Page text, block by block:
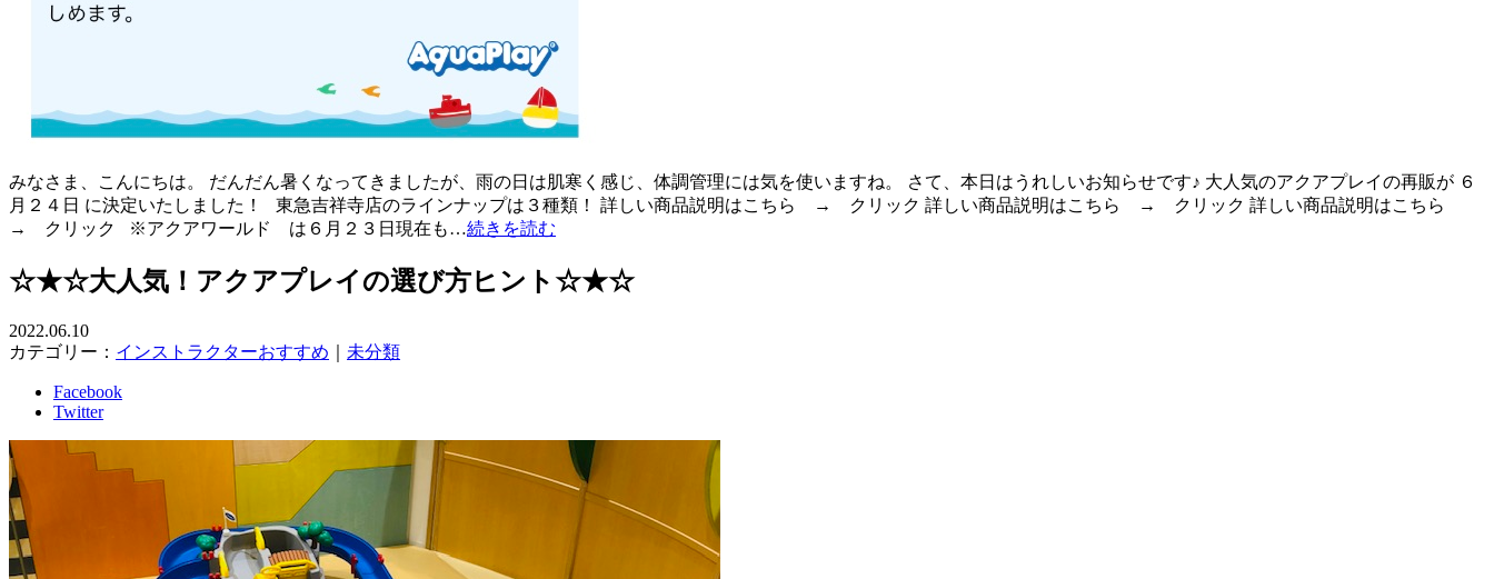
みなさま、こんにちは。 だんだん暑くなってきましたが、雨の日は肌寒く感じ、体調管理には気を使いますね。 さて、本日はうれしいお知らせです♪ 大人気のアクアプレイの再販が ６
月２４日 に決定いたしました！ 東急吉祥寺店のラインナップは３種類！ 詳しい商品説明はこちら → クリック 詳しい商品説明はこちら → クリック 詳しい商品説明はこちら
→ クリック ※アクアワールド は６月２３日現在も…続きを読む
☆★☆大人気！アクアプレイの選び方ヒント☆★☆
2022.06.10
カテゴリー： インストラクターおすすめ 未分類
Facebook
Twitter